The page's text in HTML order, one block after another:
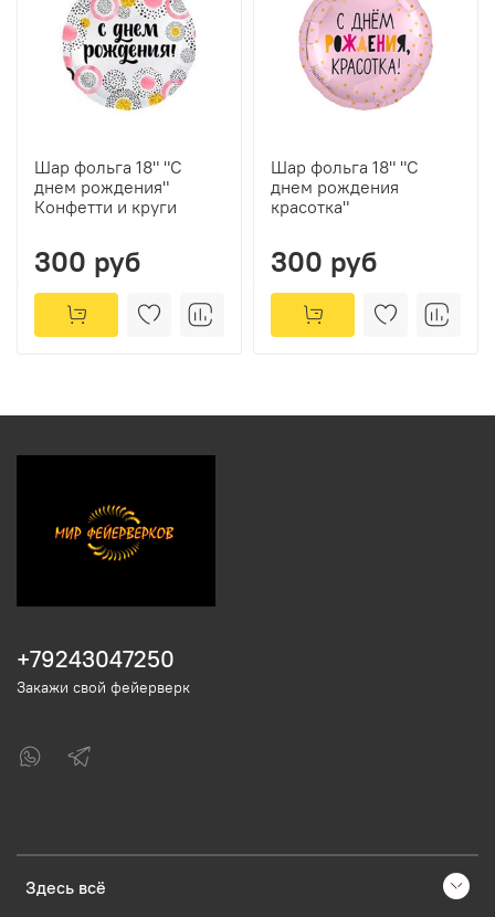
Шар фольга 18" "С
днем рождения"
Конфетти и круги
300 руб
Шар фольга 18" "С
днем рождения
красотка"
300 руб
Здесь всё
+79243047250
Закажи свой фейерверк